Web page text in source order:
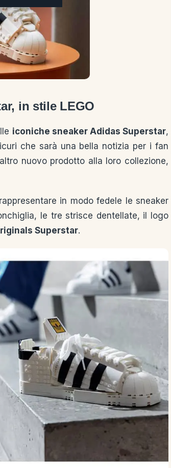
in stile LEGO
iconiche sneaker Adidas Superstar,
che sarà una bella notizia per i fan
nuovo prodotto alla loro collezione,
in modo fedele le sneaker
le tre strisce dentellate, il logo
Superstar.